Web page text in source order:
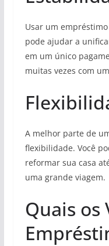
Usar um
pode ajudar a
em um único
muitas vezes com
A melhor parte de
flexibilidade. Você
reformar sua casa
uma grande viagem.
Quais os